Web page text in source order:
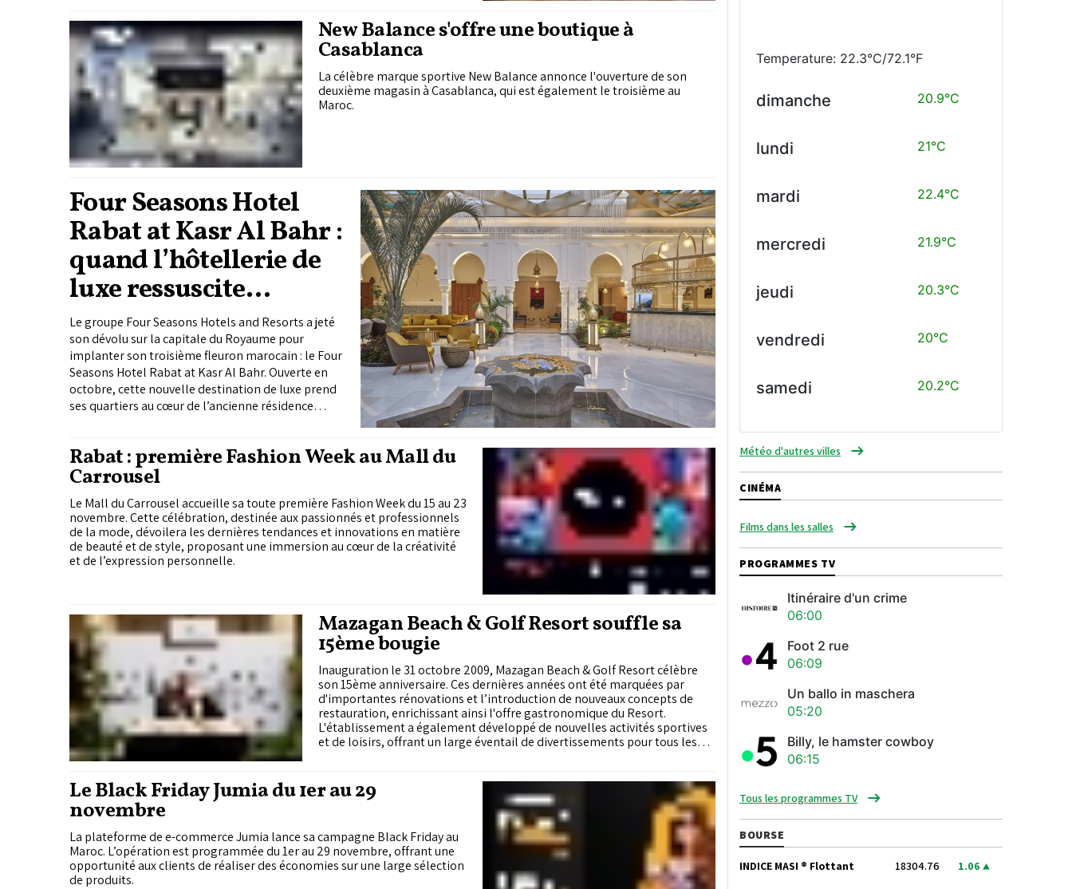
New Balance s'offre une boutique à
Casablanca
La célèbre marque sportive New Balance annonce l'ouverture de son
deuxième magasin à Casablanca, qui est également le troisième au
Maroc.
Four Seasons Hotel
Rabat at Kasr Al Bahr :
quand l’hôtellerie de
luxe ressuscite
l’histoire
Le groupe Four Seasons Hotels and Resorts a jeté
son dévolu sur la capitale du Royaume pour
implanter son troisième fleuron marocain : le Four
Seasons Hotel Rabat at Kasr Al Bahr. Ouverte en
octobre, cette nouvelle destination de luxe prend
ses quartiers au cœur de l’ancienne résidence
Rabat : première Fashion Week au Mall du
Carrousel
Le Mall du Carrousel accueille sa toute première Fashion Week du 15 au 23
novembre. Cette célébration, destinée aux passionnés et professionnels
de la mode, dévoilera les dernières tendances et innovations en matière
de beauté et de style, proposant une immersion au cœur de la créativité
et de l’expression personnelle.
Mazagan Beach & Golf Resort souffle sa
15ème bougie
Inauguration le 31 octobre 2009, Mazagan Beach & Golf Resort célèbre
son 15ème anniversaire. Ces dernières années ont été marquées par
d'importantes rénovations et l’introduction de nouveaux concepts de
restauration, enrichissant ainsi l'offre gastronomique du Resort.
L'établissement a également développé de nouvelles activités sportives
et de loisirs, offrant un large éventail de divertissements pour tous les
Le Black Friday Jumia du 1er au 29
novembre
La plateforme de e-commerce Jumia lance sa campagne Black Friday au
Maroc. L’opération est programmée du 1er au 29 novembre, offrant une
opportunité aux clients de réaliser des économies sur une large sélection
de produits.
Temperature: 22.3°C/72.1°F
dimanche 20.9°C
lundi 21°C
mardi 22.4°C
mercredi 21.9°C
jeudi 20.3°C
vendredi 20°C
samedi 20.2°C
Météo d'autres villes
CINÉMA
Films dans les salles
PROGRAMMES TV
Itinéraire d'un crime
06:00
Foot 2 rue
06:09
Un ballo in maschera
05:20
Billy, le hamster cowboy
06:15
Tous les programmes TV
BOURSE
INDICE MASI ® Flottant 18304.76 1.06